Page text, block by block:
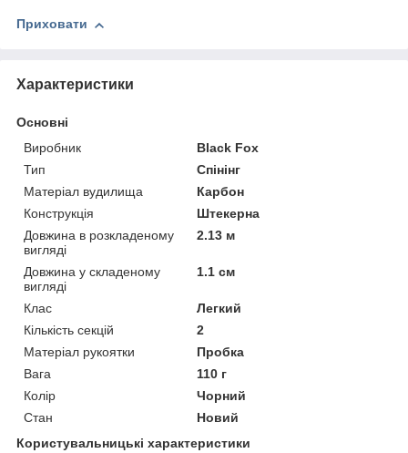
Приховати
Характеристики
Основні
Виробник
Black Fox
Тип
Спінінг
Матеріал вудилища
Карбон
Конструкція
Штекерна
Довжина в розкладеному
вигляді
2.13 м
Довжина у складеному
вигляді
1.1 см
Клас
Легкий
Кількість секцій
2
Матеріал рукоятки
Пробка
Вага
110 г
Колір
Чорний
Стан
Новий
Користувальницькі характеристики